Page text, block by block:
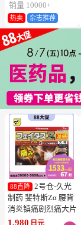
销量 10000+
热卖 杂志推荐
88直降 2号仓-久光
制药 斐特斯Zα 腰背
消炎镇痛剧烈痛大片
膏药贴 温感
1,980 日元